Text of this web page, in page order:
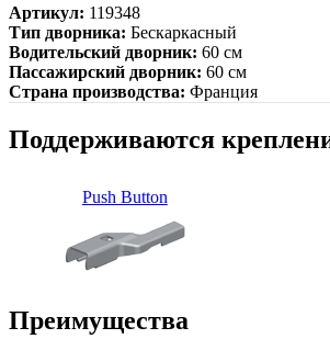
Артикул: 119348
Тип дворника: Бескаркасный
Водительский дворник: 60 см
Пассажирский дворник: 60 см
Страна производства: Франция
Поддерживаются
Push Button
Преимущества